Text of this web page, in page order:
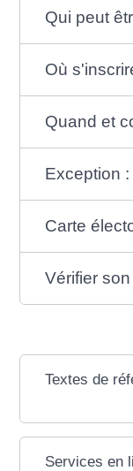
Qui peut
Où
Quand et
Exception
Carte
Vérifier
Textes de
Services en